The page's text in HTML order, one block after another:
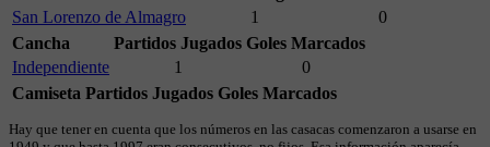
San Lorenzo de Almagro
1
0
Cancha
Partidos Jugados Goles Marcados
Independiente
1
0
Camiseta Partidos Jugados Goles Marcados
Hay que tener en cuenta que los números en las casacas comenzaron a usarse en